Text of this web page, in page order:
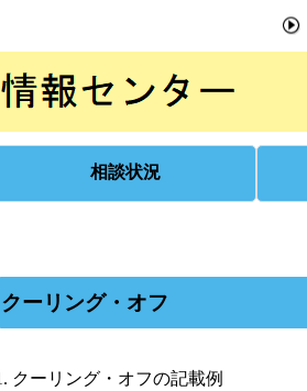
相談状況
クーリング・オフ
クーリング・オフの記載例